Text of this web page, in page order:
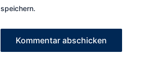
speichern.